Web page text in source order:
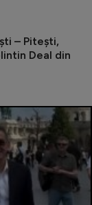
– Pitești,
Deal din